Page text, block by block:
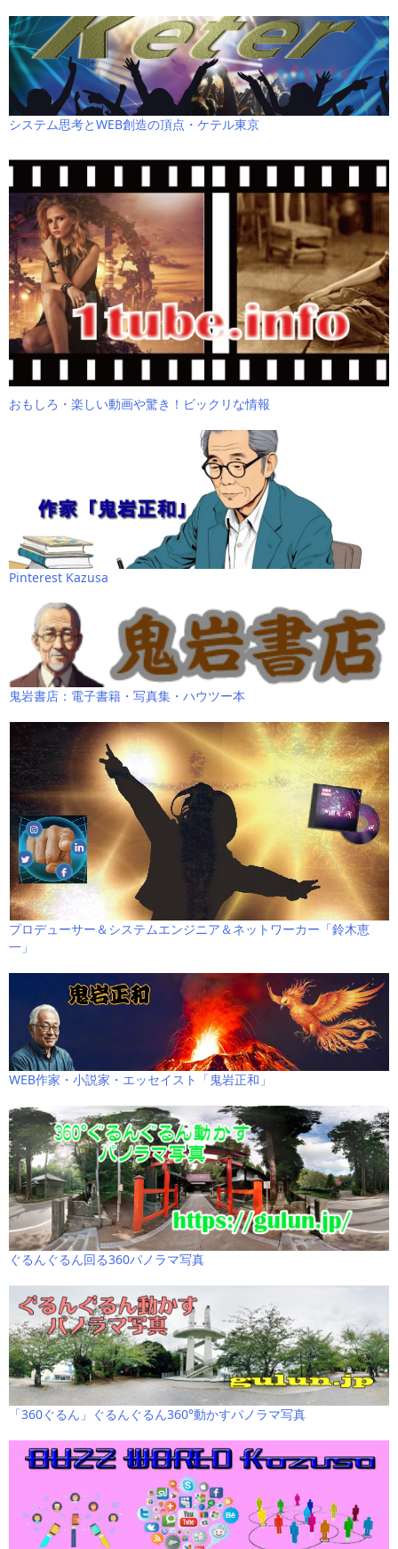
システム思考とWEB創造の頂点・ケテル東京
おもしろ・楽しい動画や驚き！ビックリな情報
Pinterest Kazusa
鬼岩書店：電子書籍・写真集・ハウツー本
プロデューサー＆システムエンジニア＆ネットワーカー「鈴木恵
一」
WEB作家・小説家・エッセイスト「鬼岩正和」
ぐるんぐるん回る360パノラマ写真
「360ぐるん」ぐるんぐるん360°動かすパノラマ写真